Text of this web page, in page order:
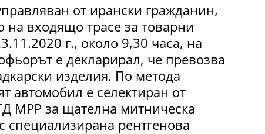
от ирански гражданин,
входящо трасе за товарни
г., около 9,30 часа, на
е декларирал, че превозва
изделия. По метода
автомобил е селектиран от
МРР за щателна митническа
специализирана рентгенова